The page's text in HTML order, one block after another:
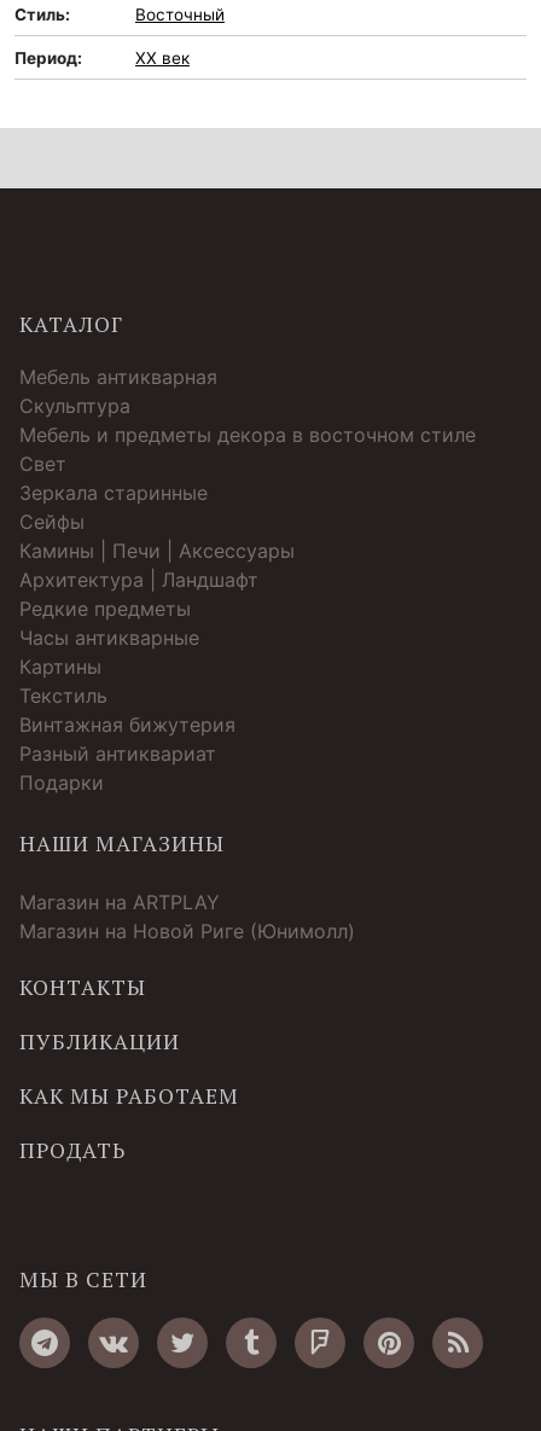
Стиль: Восточный
Период: XX век
КАТАЛОГ
Мебель антикварная
Скульптура
Мебель и предметы декора в восточном стиле
Свет
Зеркала старинные
Cейфы
Камины | Печи | Аксессуары
Архитектура | Ландшафт
Редкие предметы
Часы антикварные
Картины
Текстиль
Винтажная бижутерия
Разный антиквариат
Подарки
НАШИ МАГАЗИНЫ
Магазин на ARTPLAY
Магазин на Новой Риге (Юнимолл)
КОНТАКТЫ
ПУБЛИКАЦИИ
КАК МЫ РАБОТАЕМ
ПРОДАТЬ
МЫ В СЕТИ